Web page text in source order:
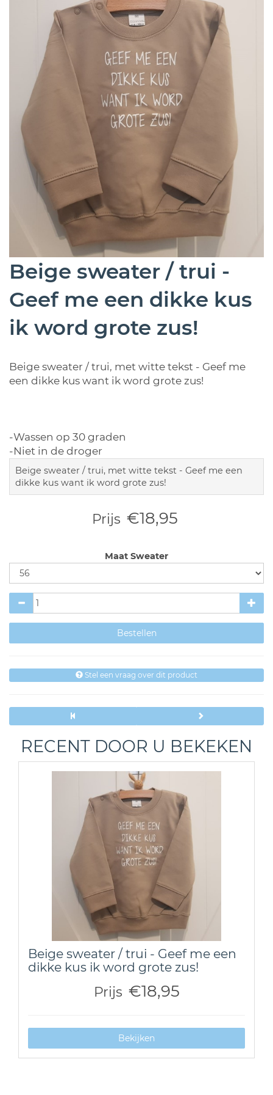
Beige sweater / trui -
Geef me een dikke kus
ik word grote zus!
Beige sweater / trui, met witte tekst - Geef me
een dikke kus want ik word grote zus!
-Wassen op 30 graden
-Niet in de droger
Beige sweater / trui, met witte tekst - Geef me een
dikke kus want ik word grote zus!
Prijs €18,95
Maat Sweater
Stel een vraag over dit product
RECENT DOOR U BEKEKEN
Beige sweater / trui - Geef me een
dikke kus ik word grote zus!
Prijs €18,95
Bekijken